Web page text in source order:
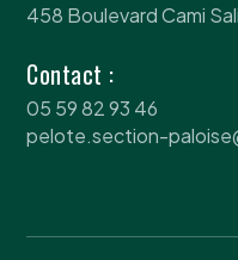
458 Boulevard Cami
Contact :
05 59 82 93 46
pelote.section-